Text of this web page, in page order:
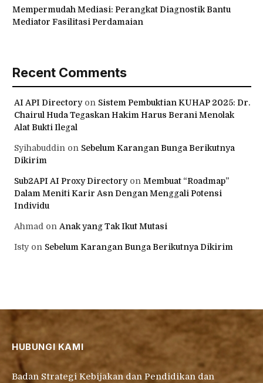
Mempermudah Mediasi: Perangkat Diagnostik Bantu
Mediator Fasilitasi Perdamaian
Recent Comments
AI API Directoryon Sistem Pembuktian KUHAP 2025: Dr.
Chairul Huda Tegaskan Hakim Harus Berani Menolak
Alat Bukti Ilegal
Syihabuddin on Sebelum Karangan Bunga Berikutnya
Dikirim
Sub2API AI Proxy Directoryon Membuat “Roadmap”
Dalam Meniti Karir Asn Dengan Menggali Potensi
Individu
Ahmad on Anak yang Tak Ikut Mutasi
Istyon Sebelum Karangan Bunga Berikutnya Dikirim
HUBUNGI KAMI
Badan Strategi Kebijakan dan Pendidikan dan